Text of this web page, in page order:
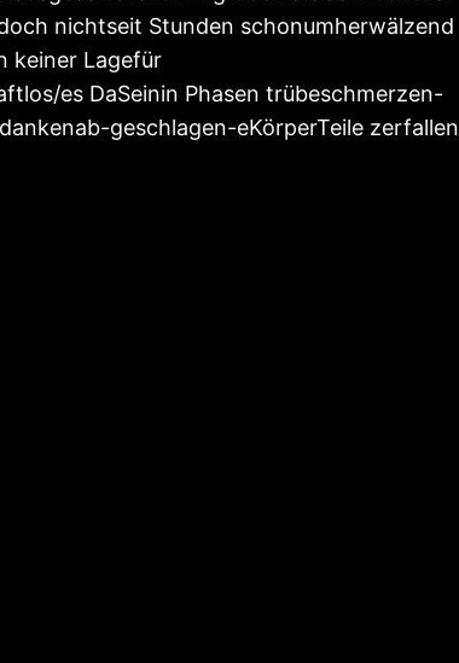
nichtseit Stunden schonumherwälzend
keiner Lagefür
es DaSeinin Phasen trübeschmerzen-
geschlagen-eKörperTeile zerfallen